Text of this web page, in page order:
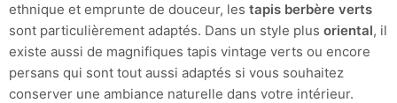
ethnique et emprunte de douceur, les tapis berbère verts
sont particulièrement adaptés. Dans un style plus oriental, il
existe aussi de magnifiques tapis vintage verts ou encore
persans qui sont tout aussi adaptés si vous souhaitez
conserver une ambiance naturelle dans votre intérieur.